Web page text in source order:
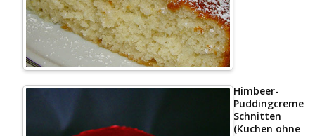
Himbeer-
Puddingcreme
Schnitten
(Kuchen ohne